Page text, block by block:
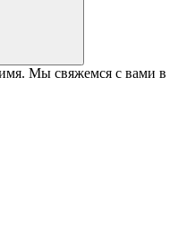
Мы свяжемся с вами в